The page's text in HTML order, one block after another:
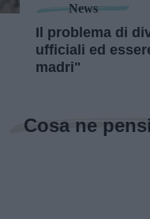
News
Il problema di
ufficiali ed
madri"
Cosa ne